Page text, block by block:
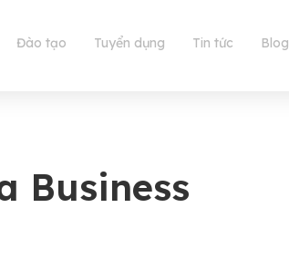
Đào tạo Tuyển dụng Tin tức Blog
Business